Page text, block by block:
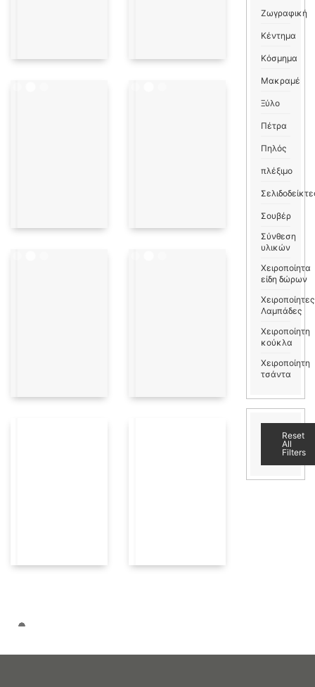
Ζωγραφική
Κέντημα
Κόσμημα
Μακραμέ
Ξύλο
Πέτρα
Πηλός
πλέξιμο
Σουβέρ
Σύνθεση
υλικών
Χειροποίητα
είδη δώρων
Χειροποίητες
Λαμπάδες
Χειροποίητη
κούκλα
Χειροποίητη
τσάντα
Reset
All
Filters